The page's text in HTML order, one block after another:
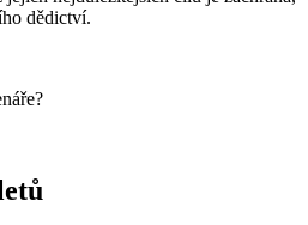
dědictví.